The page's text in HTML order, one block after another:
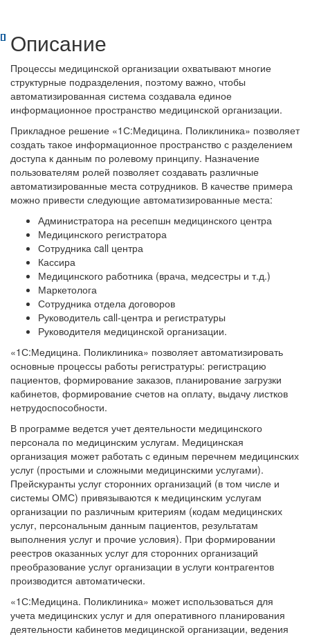
Описание
Процессы медицинской организации охватывают многие
структурные подразделения, поэтому важно, чтобы
автоматизированная система создавала единое
информационное пространство медицинской организации.
Прикладное решение «1С:Медицина. Поликлиника» позволяет
создать такое информационное пространство с разделением
доступа к данным по ролевому принципу. Назначение
пользователям ролей позволяет создавать различные
автоматизированные места сотрудников. В качестве примера
можно привести следующие автоматизированные места:
Администратора на ресепшн медицинского центра
Медицинского регистратора
Сотрудника call центра
Кассира
Медицинского работника (врача, медсестры и т.д.)
Маркетолога
Сотрудника отдела договоров
Руководитель сall-центра и регистратуры
Руководителя медицинской организации.
«1С:Медицина. Поликлиника» позволяет автоматизировать
основные процессы работы регистратуры: регистрацию
пациентов, формирование заказов, планирование загрузки
кабинетов, формирование счетов на оплату, выдачу листков
нетрудоспособности.
В программе ведется учет деятельности медицинского
персонала по медицинским услугам. Медицинская
организация может работать с единым перечнем медицинских
услуг (простыми и сложными медицинскими услугами).
Прейскуранты услуг сторонних организаций (в том числе и
системы ОМС) привязываются к медицинским услугам
организации по различным критериям (кодам медицинских
услуг, персональным данным пациентов, результатам
выполнения услуг и прочие условия). При формировании
реестров оказанных услуг для сторонних организаций
преобразование услуг организации в услуги контрагентов
производится автоматически.
«1С:Медицина. Поликлиника» может использоваться для
учета медицинских услуг и для оперативного планирования
деятельности кабинетов медицинской организации, ведения